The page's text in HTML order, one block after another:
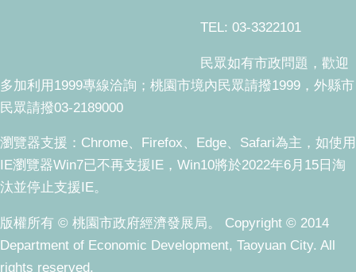
TEL: 03-3322101
民眾如有市政問題，歡迎
多加利用1999專線洽詢；桃園市境內民眾請撥1999，外縣市
民眾請撥03-2189000
瀏覽器支援：Chrome、Firefox、Edge、Safari為主，如使用
IE瀏覽器Win7已不再支援IE，Win10將於2022年6月15日淘
汰並停止支援IE。
版權所有 © 桃園市政府經濟發展局。 Copyright © 2014
Department of Economic Development, Taoyuan City. All
rights reserved.